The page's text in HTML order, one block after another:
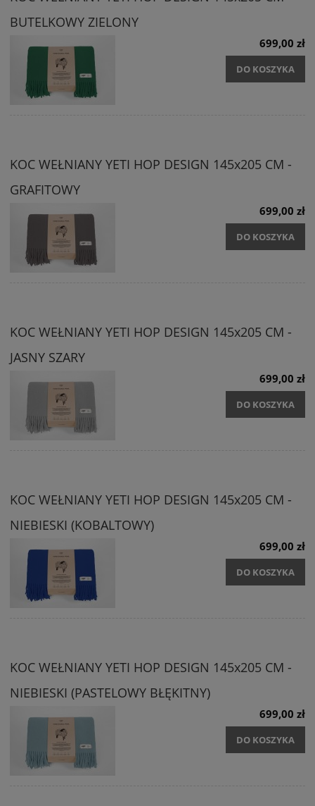
BUTELKOWY ZIELONY
699,00 zł
DO KOSZYKA
KOC WEŁNIANY YETI HOP DESIGN 145x205 CM -
GRAFITOWY
699,00 zł
DO KOSZYKA
KOC WEŁNIANY YETI HOP DESIGN 145x205 CM -
JASNY SZARY
699,00 zł
DO KOSZYKA
KOC WEŁNIANY YETI HOP DESIGN 145x205 CM -
NIEBIESKI (KOBALTOWY)
699,00 zł
DO KOSZYKA
KOC WEŁNIANY YETI HOP DESIGN 145x205 CM -
NIEBIESKI (PASTELOWY BŁĘKITNY)
699,00 zł
DO KOSZYKA